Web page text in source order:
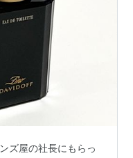
ズ屋の社長にもらっ